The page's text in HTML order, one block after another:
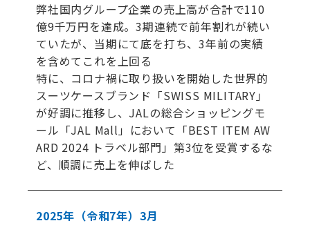
弊社国内グループ企業の売上高が合計で110
億9千万円を達成。3期連続で前年割れが続い
ていたが、当期にて底を打ち、3年前の実績
を含めてこれを上回る
特に、コロナ禍に取り扱いを開始した世界的
スーツケースブランド「SWISS MILITARY」
が好調に推移し、JALの総合ショッピングモ
ール「JAL Mall」において「BEST ITEM AW
ARD 2024 トラベル部門」第3位を受賞するな
ど、順調に売上を伸ばした
2025年 （令和7年） 3月